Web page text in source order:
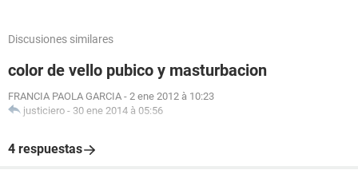
Discusiones similares
color de vello pubico y masturbacion
FRANCIA PAOLA GARCIA - 2 ene 2012 à 10:23
justiciero - 30 ene 2014 à 05:56
4 respuestas